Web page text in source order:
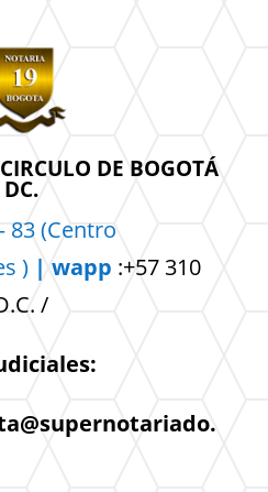
DE BOGOTÁ
DC.
83 (Centro
) | wapp :+57 310
/